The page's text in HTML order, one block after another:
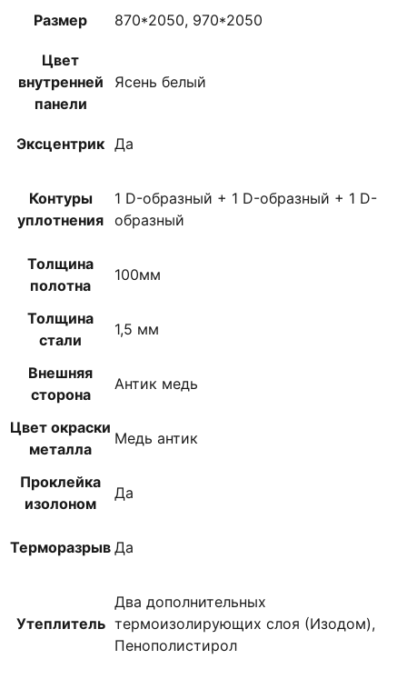
Размер 870*2050, 970*2050
Цвет
внутренней
панели
Ясень белый
Эксцентрик Да
Контуры
уплотнения
1 D-образный + 1 D-образный + 1 D-
образный
Толщина
полотна
100мм
Толщина
стали
1,5 мм
Внешняя
сторона
Антик медь
Цвет окраски
металла
Медь антик
Проклейка
изолоном
Да
Терморазрыв Да
Утеплитель
Два дополнительных
термоизолирующих слоя (Изодом),
Пенополистирол